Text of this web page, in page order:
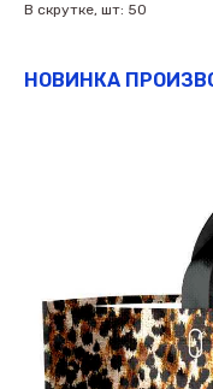
В скрутке, шт: 50
НОВИНКА